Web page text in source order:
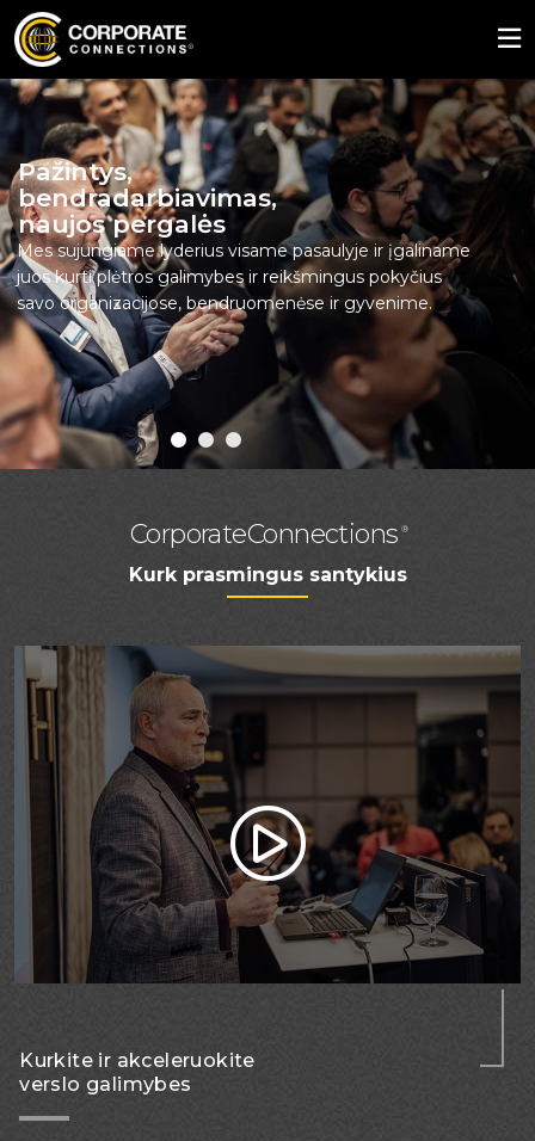
Pažintys,
bendradarbiavimas,
naujos pergalės
Mes sujungiame lyderius visame pasaulyje ir įgaliname
juos kurti plėtros galimybes ir reikšmingus pokyčius
savo organizacijose, bendruomenėse ir gyvenime.
CorporateConnections ®
Kurk prasmingus santykius
Kurkite ir akceleruokite
verslo galimybes